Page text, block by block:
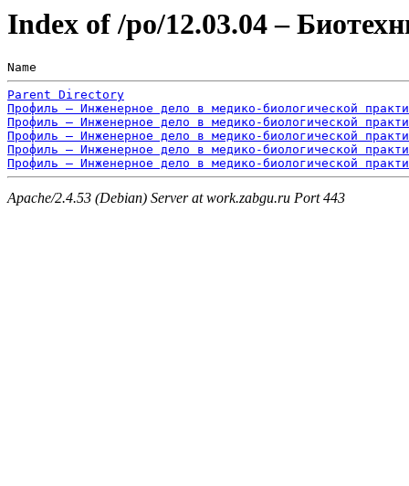
Index of /po/12.03.04 –
Name
Parent Directory
Профиль – Инженерное дело в медико-биологической
Профиль – Инженерное дело в медико-биологической
Профиль – Инженерное дело в медико-биологической
Профиль – Инженерное дело в медико-биологической
Профиль – Инженерное дело в медико-биологической
Apache/2.4.53 (Debian) Server at work.zabgu.ru Port 443